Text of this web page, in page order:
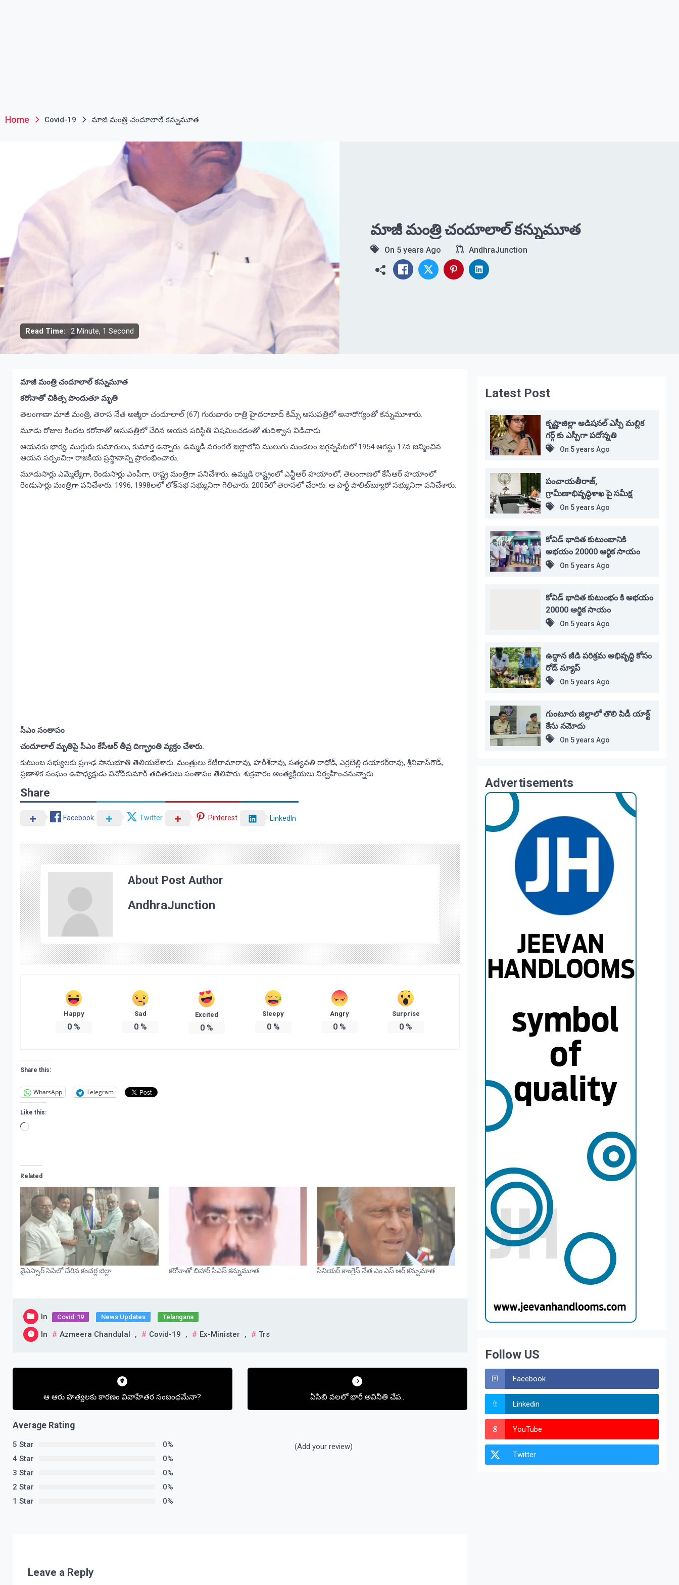
Home Covid-19 మాజీ మంత్రి చందూలాల్‌ కన్నుమూత
Read Time: 2 Minute, 1 Second
మాజీ మంత్రి చందూలాల్‌ కన్నుమూత
On 5 years Ago AndhraJunction
మాజీ మంత్రి చందూలాల్‌ కన్నుమూత
కరోనాతో చికిత్స పొందుతూ మృతి
తెలంగాణా మాజీ మంత్రి, తెరాస నేత అజ్మీరా చందూలాల్‌ (67) గురువారం రాత్రి హైదరాబాద్‌ కిమ్స్‌ ఆసుపత్రిలో అనారోగ్యంతో కన్నుమూశారు.
మూడు రోజుల కిందట కరోనాతో ఆసుపత్రిలో చేరిన ఆయన పరిస్థితి విషమించడంతో తుదిశ్వాస విడిచారు.
ఆయనకు భార్య, ముగ్గురు కుమారులు, కుమార్తె ఉన్నారు. ఉమ్మడి వరంగల్‌ జిల్లాలోని ములుగు మండలం జగ్గన్నపేటలో 1954 ఆగస్టు 17న జన్మించిన
ఆయన సర్పంచిగా రాజకీయ ప్రస్థానాన్ని ప్రారంభించారు.
మూడుసార్లు ఎమ్మెల్యేగా, రెండుసార్లు ఎంపీగా, రాష్ట్ర మంత్రిగా పనిచేశారు. ఉమ్మడి రాష్ట్రంలో ఎన్టీఆర్‌ హయాంలో, తెలంగాణలో కేసీఆర్‌ హయాంలో
రెండుసార్లు మంత్రిగా పనిచేశారు. 1996, 1998లలో లోక్‌సభ సభ్యునిగా గెలిచారు. 2005లో తెరాసలో చేరారు. ఆ పార్టీ పొలిట్‌బ్యూరో సభ్యునిగా పనిచేశారు.
సీఎం సంతాపం
చందూలాల్‌ మృతిపై సీఎం కేసీఆర్‌ తీవ్ర దిగ్భ్రాంతి వ్యక్తం చేశారు.
కుటుంబ సభ్యులకు ప్రగాఢ సానుభూతి తెలియజేశారు. మంత్రులు కేటీరామారావు, హరీశ్‌రావు, సత్యవతి రాథోడ్‌, ఎర్రబెల్లి దయాకర్‌రావు, శ్రీనివాస్‌గౌడ్‌,
ప్రణాళిక సంఘం ఉపాధ్యక్షుడు వినోద్‌కుమార్‌ తదితరులు సంతాపం తెలిపారు. శుక్రవారం అంత్యక్రియలు నిర్వహించనున్నారు.
Share
Facebook Twitter Pinterest LinkedIn
About Post Author
AndhraJunction
Happy
0 %
Sad
0%
Excited
0 %
Sleepy
0%
Angry
0%
Surprise
0 %
Share this:
WhatsApp Telegram
Like this:
Loading…
Related
వైఎస్సార్ సిపిలో చేరిన కంచర్ల జిల్లా కరోనాతో బిహార్‌ సీఎస్‌ కన్నుమూత సీనియర్ కాంగ్రెస్ నేత ఎం ఎస్ ఆర్ కన్నుమాత
In Covid-19 News Updates Telangana
In Azmeera Chandulal , Covid-19 , Ex-Minister , Trs
Post
ఆ ఆరు హత్యలకు కారణం వివాహేతర సంబంధమేనా? ఏసిబి వలలో భారీ అవినీతి చేప..
Average Rating
5 Star
0%
4 Star
0%
3 Star
0%
2 Star
0%
1 Star
0%
(Add your review)
Leave a Reply
Latest Post
కృష్ణాజిల్లా అడిషనల్ ఎస్పీ మల్లిక
గర్గ్ కు ఎస్పీగా పదోన్నతి
On 5 years Ago
పంచాయతీరాజ్,
గ్రామీణాభివృద్ధిశాఖ పై సమీక్ష
On 5 years Ago
కోవిడ్ భాదిత కుటుంబానికి
అభయం 20000 ఆర్థిక సాయం
On 5 years Ago
కోవిడ్ భాదిత కుటుంభం కి అభయం
20000 ఆర్థిక సాయం
On 5 years Ago
ఉద్దాన జీడి పరిశ్రమ అభివృద్ధి కోసం
రోడ్ మ్యాప్
On 5 years Ago
గుంటూరు జిల్లాలో తొలి పిడీ యాక్ట్
కేసు నమోదు
On 5 years Ago
Advertisements
Follow US
Facebook
Linkedin
YouTube
Twitter